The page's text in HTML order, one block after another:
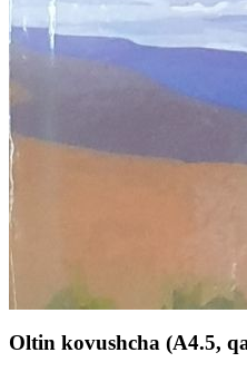
Oltin kovushcha (А4.5,